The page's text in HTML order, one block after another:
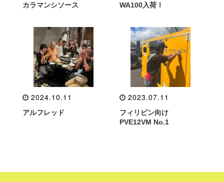
カラマンシソース WA100入荷！
2024.10.11
アルフレッド
2023.07.11
フィリピン向け
PVE12VM No.1